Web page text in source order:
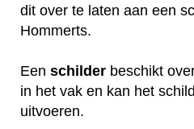
dit over te laten aan een
Hommerts.
Een schilder beschikt
in het vak en kan het
uitvoeren.